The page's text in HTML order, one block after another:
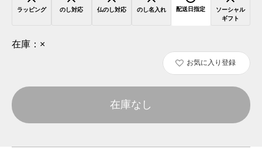
ラッピング のし対応 仏のし対応 のし名入れ 配送日指定
ソーシャル
ギフト
在庫： ×
お気に入り登録
在庫なし